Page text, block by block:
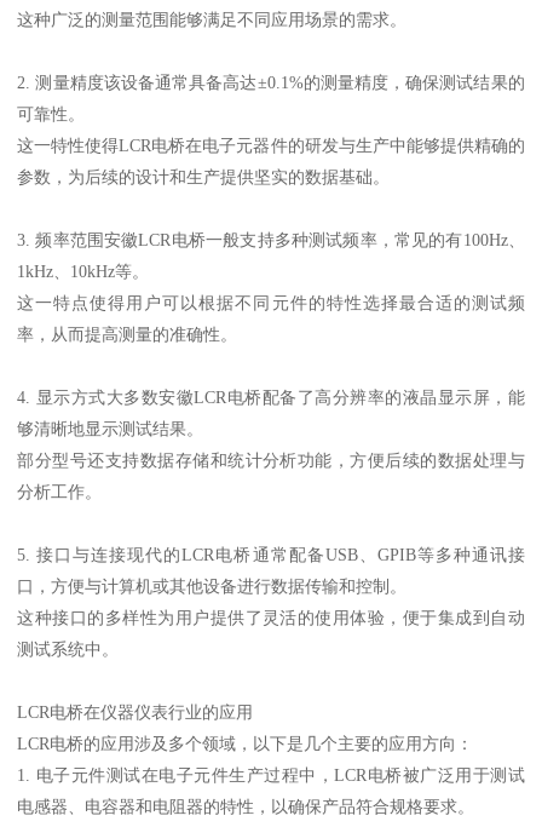
这种广泛的测量范围能够满足不同应用场景的需求。
2. 测量精度该设备通常具备高达±0.1%的测量精度，确保测试结果的
可靠性。
这一特性使得LCR电桥在电子元器件的研发与生产中能够提供精确的
参数，为后续的设计和生产提供坚实的数据基础。
3. 频率范围安徽LCR电桥一般支持多种测试频率，常见的有100Hz、
1kHz、10kHz等。
这一特点使得用户可以根据不同元件的特性选择最合适的测试频
率，从而提高测量的准确性。
4. 显示方式大多数安徽LCR电桥配备了高分辨率的液晶显示屏，能
够清晰地显示测试结果。
部分型号还支持数据存储和统计分析功能，方便后续的数据处理与
分析工作。
5. 接口与连接现代的LCR电桥通常配备USB、GPIB等多种通讯接
口，方便与计算机或其他设备进行数据传输和控制。
这种接口的多样性为用户提供了灵活的使用体验，便于集成到自动
测试系统中。
LCR电桥在仪器仪表行业的应用
LCR电桥的应用涉及多个领域，以下是几个主要的应用方向：
1. 电子元件测试在电子元件生产过程中，LCR电桥被广泛用于测试
电感器、电容器和电阻器的特性，以确保产品符合规格要求。